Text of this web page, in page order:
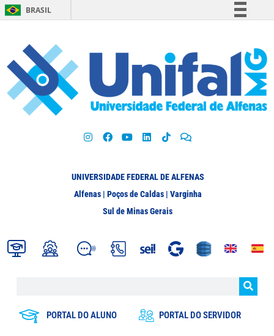
BRASIL
Participe
Acesso à informação
Legislação
UNIVERSIDADE FEDERAL DE ALFENAS
Alfenas | Poços de Caldas | Varginha
Sul de Minas Gerais
PORTAL DO ALUNO PORTAL DO SERVIDOR